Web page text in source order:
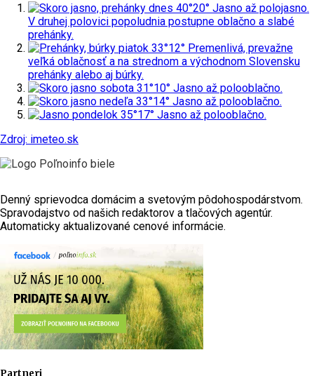
dnes 40°20° Jasno až polojasno.
V druhej polovici popoludnia postupne oblačno a slabé
prehánky.
piatok 33°12° Premenlivá, prevažne
veľká oblačnosť a na strednom a východnom Slovensku
prehánky alebo aj búrky.
sobota 31°10° Jasno až polooblačno.
nedeľa 33°14° Jasno až polooblačno.
pondelok 35°17° Jasno až polooblačno.
Zdroj: imeteo.sk
Denný sprievodca domácim a svetovým pôdohospodárstvom.
Spravodajstvo od našich redaktorov a tlačových agentúr.
Automaticky aktualizované cenové informácie.
Partneri